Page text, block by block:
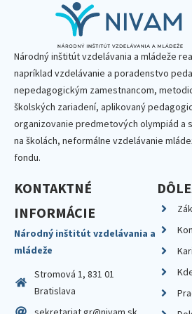
Národný inštitút vzdelávania a mládeže
napríklad vzdelávanie a poradenstvo
nepedagogickým zamestnancom,
školských zariadení, aplikovaný
organizovanie predmetových olympiád a
na školách, neformálne vzdelávanie
fondu.
KONTAKTNÉ
INFORMÁCIE
Národný inštitút vzdelávania a
mládeže
Stromová 1, 831 01
Bratislava